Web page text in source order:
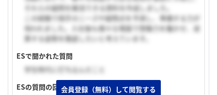
それらの疑問を解消できる資料を作成しました。
この経験で相手のニーズや疑問点を予測し、準備する力が
培われました。入社後も様々な場面で想像力を働かせ、逆
算する姿勢を徹底したいと考えています。
ESで聞かれた質問
学生時代に打ち込んだこと
ESの質問の回答会員登録（無料）して閲覧する